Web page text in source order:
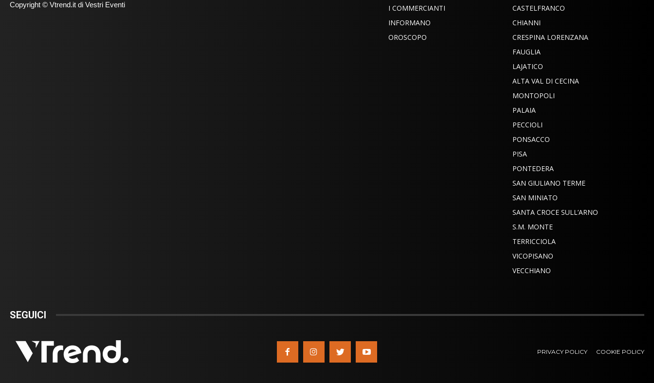
Copyright © Vtrend.it di Vestri Eventi
I COMMERCIANTI
INFORMANO
OROSCOPO
CASTELFRANCO
CHIANNI
CRESPINA LORENZANA
FAUGLIA
LAJATICO
ALTA VAL DI CECINA
MONTOPOLI
PALAIA
PECCIOLI
PONSACCO
PISA
PONTEDERA
SAN GIULIANO TERME
SAN MINIATO
SANTA CROCE SULL’ARNO
S.M. MONTE
TERRICCIOLA
VICOPISANO
VECCHIANO
SEGUICI
PRIVACY POLICY COOKIE POLICY